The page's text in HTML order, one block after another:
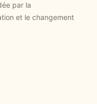
par la
et le changement